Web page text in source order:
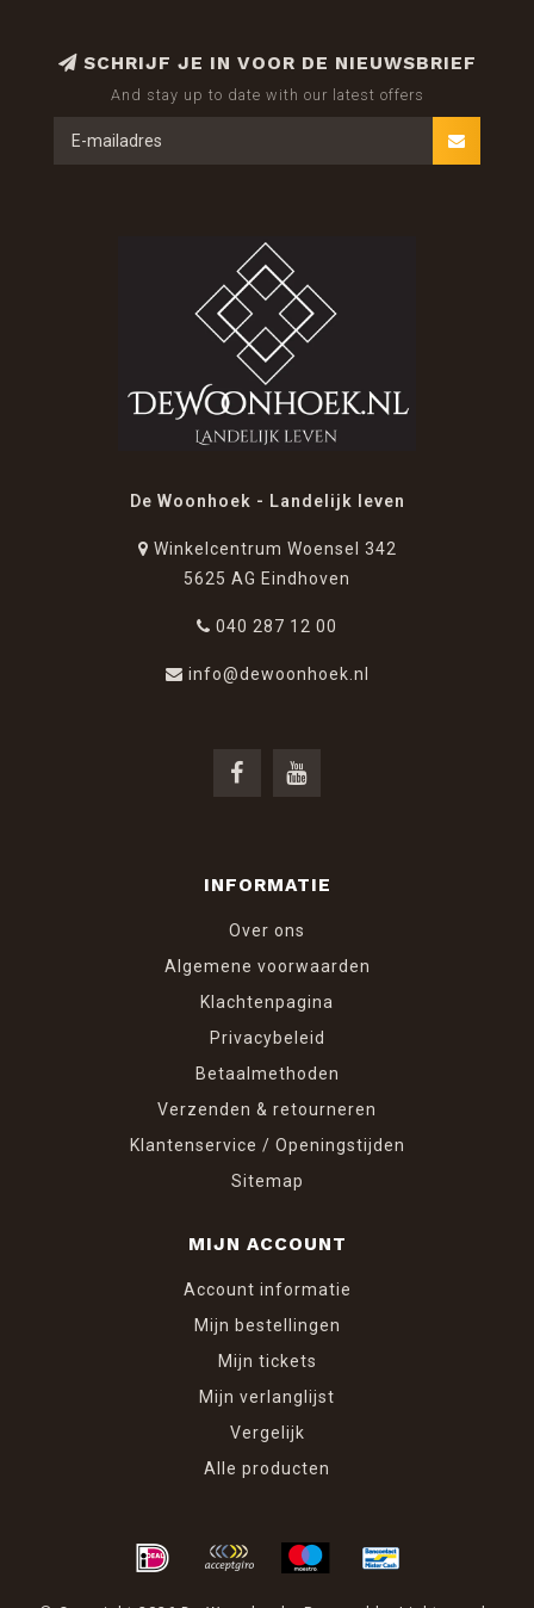
SCHRIJF JE IN VOOR DE NIEUWSBRIEF
And stay up to date with our latest offers
De Woonhoek - Landelijk leven
Winkelcentrum Woensel 342
5625 AG Eindhoven
040 287 12 00
info@dewoonhoek.nl
INFORMATIE
Over ons
Algemene voorwaarden
Klachtenpagina
Privacybeleid
Betaalmethoden
Verzenden & retourneren
Klantenservice / Openingstijden
Sitemap
MIJN ACCOUNT
Account informatie
Mijn bestellingen
Mijn tickets
Mijn verlanglijst
Vergelijk
Alle producten